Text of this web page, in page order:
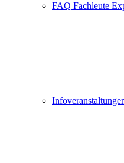
FAQ Fachleute